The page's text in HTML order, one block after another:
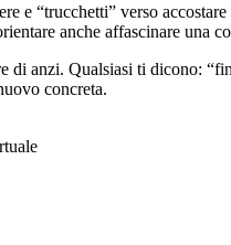
e “trucchetti” verso
anche affascinare una
anzi. Qualsiasi ti dicono:
concreta.